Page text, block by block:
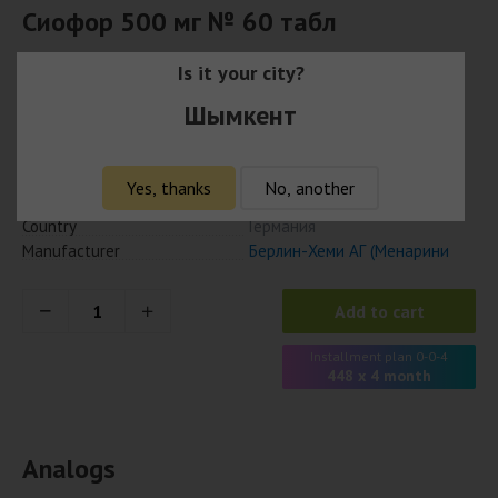
Сиофор 500 мг № 60 табл
1 736 ₸ с учётом кешбэка
Available
4013054999363
Country
Германия
Manufacturer
Берлин-Хеми АГ (Менарини
Add to cart
Installment plan 0-0-4
448 x 4 month
Analogs
Is it your city?
Шымкент
Yes, thanks No, another